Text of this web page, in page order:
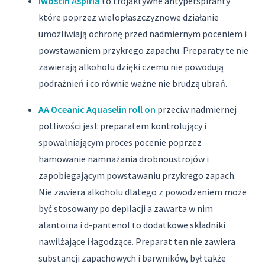
które poprzez wielopłaszczyznowe działanie
umożliwiają ochronę przed nadmiernym poceniem i
powstawaniem przykrego zapachu. Preparaty te nie
zawierają alkoholu dzięki czemu nie powodują
podrażnień i co równie ważne nie brudzą ubrań.
AA Oceanic Aquaselin roll on przeciw nadmiernej
potliwości jest preparatem kontrolujący i
spowalniającym proces pocenie poprzez
hamowanie namnażania drobnoustrojów i
zapobiegającym powstawaniu przykrego zapach.
Nie zawiera alkoholu dlatego z powodzeniem może
być stosowany po depilacji a zawarta w nim
alantoina i d-pantenol to dodatkowe składniki
nawilżające i łagodzące. Preparat ten nie zawiera
substancji zapachowych i barwników, był także